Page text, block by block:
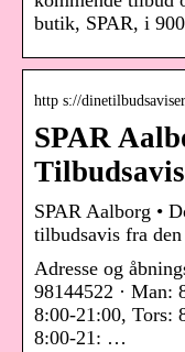
butik, SPAR, i
http s://
SPAR
SPAR Aalborg •
tilbudsavis fra
Adresse og
98144522 · Man:
8:00-21:00, Tors:
8:00-21: …